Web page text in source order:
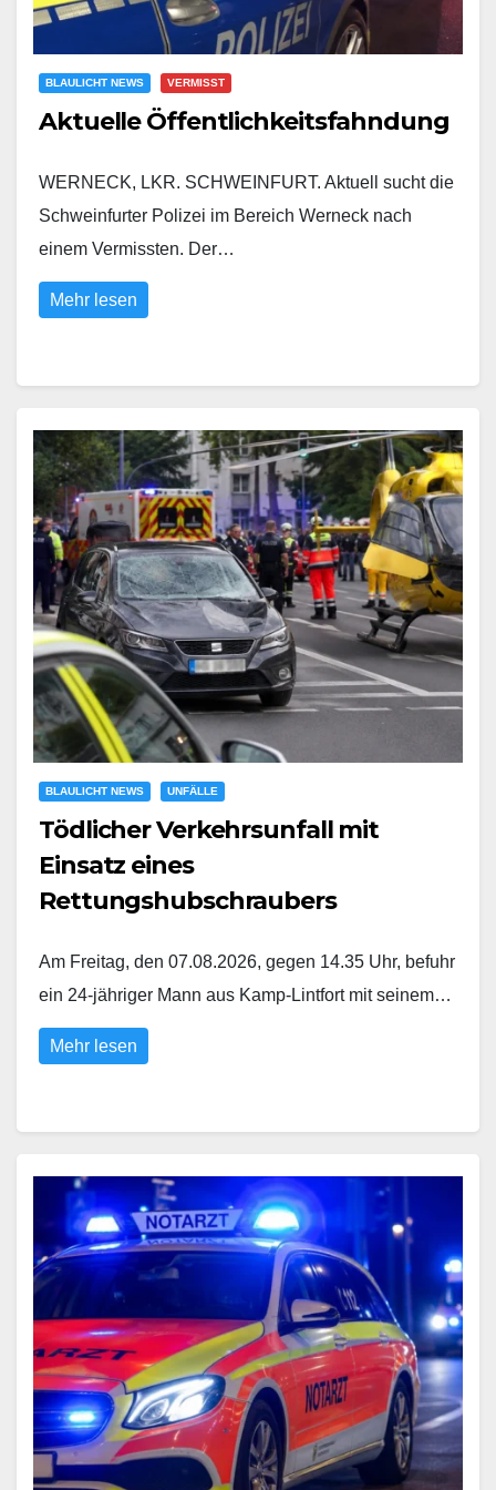
BLAULICHT NEWS VERMISST
Aktuelle Öffentlichkeitsfahndung
WERNECK, LKR. SCHWEINFURT. Aktuell sucht die
Schweinfurter Polizei im Bereich Werneck nach
einem Vermissten. Der…
Mehr lesen
BLAULICHT NEWS UNFÄLLE
Tödlicher Verkehrsunfall mit
Einsatz eines
Rettungshubschraubers
Am Freitag, den 07.08.2026, gegen 14.35 Uhr, befuhr
ein 24-jähriger Mann aus Kamp-Lintfort mit seinem…
Mehr lesen